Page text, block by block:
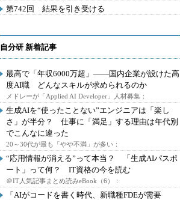
第742回 結果を引き受ける
自分研 新着記事
最高で「年収6000万超」――国内企業が設けた高
度AI職 どんなスキルが求められるのか
メドレーが「Applied AI Developer」人材募集：
生成AIを“使ったことない”エンジニアは「楽し
さ」が半分？ 仕事に「満足」する理由は年代別
でこんなに違った
20～30代が最も「やや不満」が多い：
“応用情報が消える”って本当？ 「生成AIパスポ
ート」って何？ IT資格の今を読む
＠IT人気記事まとめ読みeBook（6）：
「AIがコードを書く時代、新職種FDEが需要